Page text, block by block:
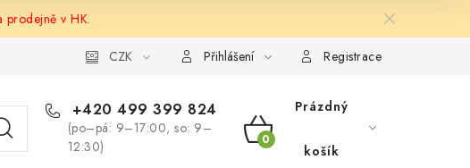
prodejně v HK.
CZK Přihlášení Registrace
+420 499 399 824
(po–pá: 9–17:00, so: 9–
12:30)
NÁKUPNÍ
Prázdný
košík